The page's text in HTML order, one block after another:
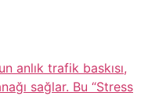
anlık trafik baskısı,
sağlar. Bu “Stress